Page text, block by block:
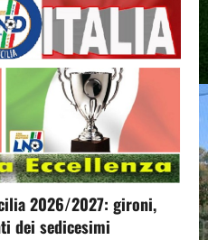
2026/2027: gironi,
dei sedicesimi